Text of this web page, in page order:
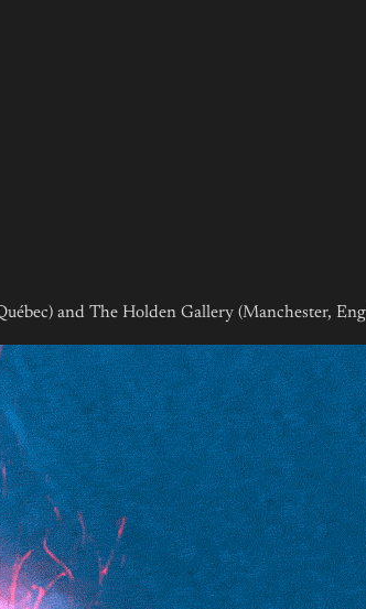
and The Holden Gallery (Manchester,